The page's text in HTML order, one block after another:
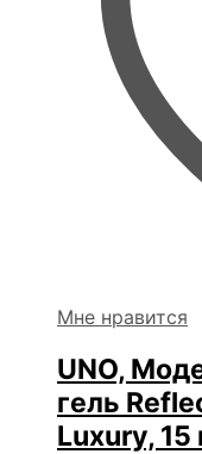
Мне нравится
UNO,
гель
Luxury, 15